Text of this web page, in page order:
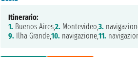
Itinerario:
1. Buenos Aires,2. Montevideo,3.
9. Ilha Grande,10. navigazione,11.